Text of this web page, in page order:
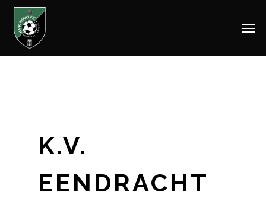
Skip
K.V.
EENDRACHT